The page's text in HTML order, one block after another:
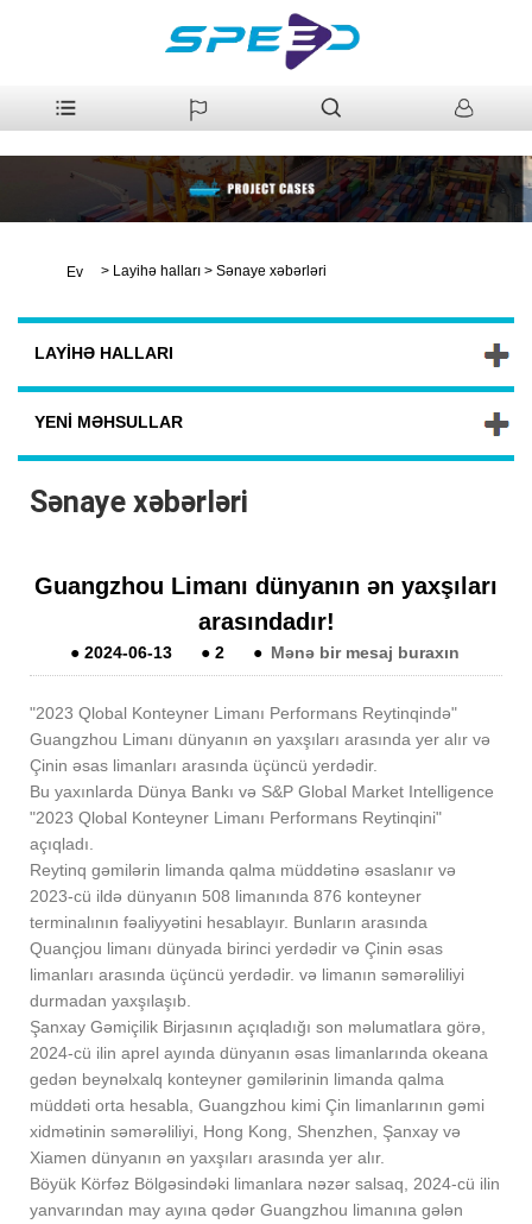
Ev > Layihə halları > Sənaye xəbərləri
LAYIHƏ HALLARI
YENI MƏHSULLAR
Sənaye xəbərləri
Guangzhou Limanı dünyanın ən yaxşıları
arasındadır!
● 2024-06-13 ● 2 ● Mənə bir mesaj buraxın
"2023 Qlobal Konteyner Limanı Performans Reytinqində"
Guangzhou Limanı dünyanın ən yaxşıları arasında yer alır və
Çinin əsas limanları arasında üçüncü yerdədir.
Bu yaxınlarda Dünya Bankı və S&P Global Market Intelligence
"2023 Qlobal Konteyner Limanı Performans Reytinqini"
açıqladı.
Reytinq gəmilərin limanda qalma müddətinə əsaslanır və
2023-cü ildə dünyanın 508 limanında 876 konteyner
terminalının fəaliyyətini hesablayır. Bunların arasında
Quançjou limanı dünyada birinci yerdədir və Çinin əsas
limanları arasında üçüncü yerdədir. və limanın səmərəliliyi
durmadan yaxşılaşıb.
Şanxay Gəmiçilik Birjasının açıqladığı son məlumatlara görə,
2024-cü ilin aprel ayında dünyanın əsas limanlarında okeana
gedən beynəlxalq konteyner gəmilərinin limanda qalma
müddəti orta hesabla, Guangzhou kimi Çin limanlarının gəmi
xidmətinin səmərəliliyi, Hong Kong, Shenzhen, Şanxay və
Xiamen dünyanın ən yaxşıları arasında yer alır.
Böyük Körfəz Bölgəsindəki limanlara nəzər salsaq, 2024-cü ilin
yanvarından may ayına qədər Guangzhou limanına gələn